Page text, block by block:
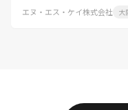
エヌ・エス・ケイ株式会社 大